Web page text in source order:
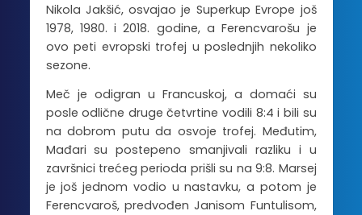
Nikola Jakšić, osvajao je Superkup Evrope još
1978, 1980. i 2018. godine, a Ferencvarošu je
ovo peti evropski trofej u poslednjih nekoliko
sezone.
Meč je odigran u Francuskoj, a domaći su
posle odlične druge četvrtine vodili 8:4 i bili su
na dobrom putu da osvoje trofej. Međutim,
Mađari su postepeno smanjivali razliku i u
završnici trećeg perioda prišli su na 9:8. Marsej
je još jednom vodio u nastavku, a potom je
Ferencvaroš, predvođen Janisom Funtulisom,